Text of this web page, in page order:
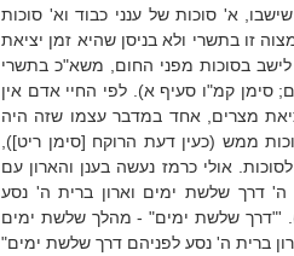
א' סוכות של ענני כבוד וא' סוכות
זו בתשרי ולא בניסן שהיא זמן יציאת
בסוכות מפני החום, משא"כ בתשרי
סימן קמ"ו סעיף א).לפי החיי אדם אין
מצרים, אחד במדבר עצמו שזה היה
ממש (כעין דעת הרוקח [סימן ריט]),
אולי כרמז נעשה בענן והארון עם
ה' דרך שלשת ימים וארון ברית ה' נסע
'"דרך שלשת ימים" - מהלך שלשת ימים
ברית ה' נסע לפניהם דרך שלשת ימים"